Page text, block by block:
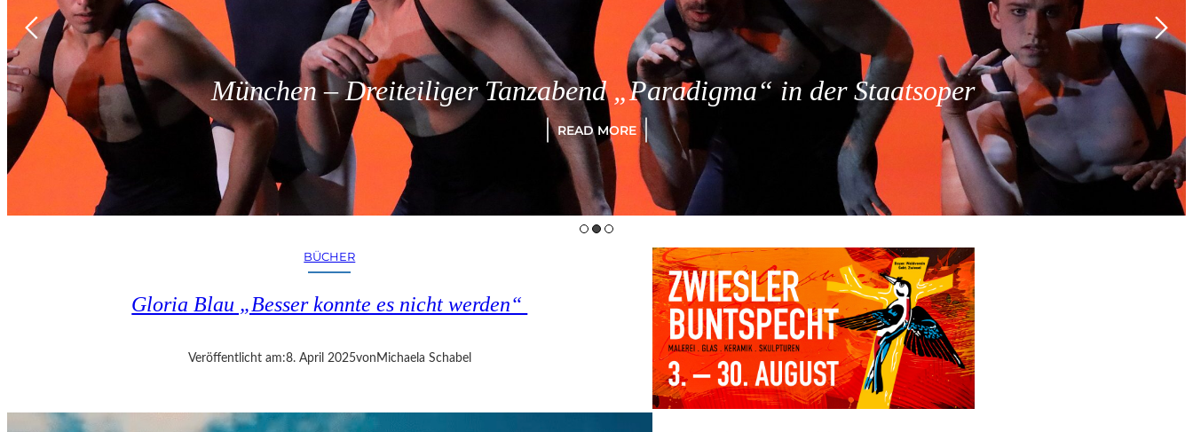
München – Dreiteiliger Tanzabend „Paradigma“ in der Staatsoper
READ MORE
BÜCHER
Gloria Blau „Besser konnte es nicht werden“
Veröffentlicht am:8. April 2025von Michaela Schabel